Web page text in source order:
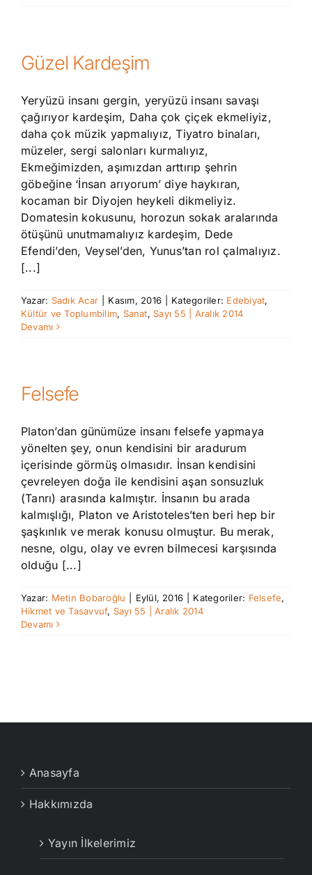
Güzel Kardeşim
Yeryüzü insanı gergin, yeryüzü insanı savaşı
çağırıyor kardeşim, Daha çok çiçek ekmeliyiz,
daha çok müzik yapmalıyız, Tiyatro binaları,
müzeler, sergi salonları kurmalıyız,
Ekmeğimizden, aşımızdan arttırıp şehrin
göbeğine ‘İnsan arıyorum’ diye haykıran,
kocaman bir Diyojen heykeli dikmeliyiz.
Domatesin kokusunu, horozun sokak aralarında
ötüşünü unutmamalıyız kardeşim, Dede
Efendi’den, Veysel’den, Yunus’tan rol çalmalıyız.
[...]
Yazar: Sadık Acar Kasım, 2016 Kategoriler: Edebiyat,
Kültür ve Toplumbilim, Sanat, Sayı 55 | Aralık 2014
Devamı
Felsefe
Platon’dan günümüze insanı felsefe yapmaya
yönelten şey, onun kendisini bir aradurum
içerisinde görmüş olmasıdır. İnsan kendisini
çevreleyen doğa ile kendisini aşan sonsuzluk
(Tanrı) arasında kalmıştır. İnsanın bu arada
kalmışlığı, Platon ve Aristoteles’ten beri hep bir
şaşkınlık ve merak konusu olmuştur. Bu merak,
nesne, olgu, olay ve evren bilmecesi karşısında
olduğu [...]
Yazar: Metin Bobaroğlu Eylül, 2016 Kategoriler: Felsefe,
Hikmet ve Tasavvuf, Sayı 55 | Aralık 2014
Devamı
Anasayfa
Hakkımızda
Yayın İlkelerimiz